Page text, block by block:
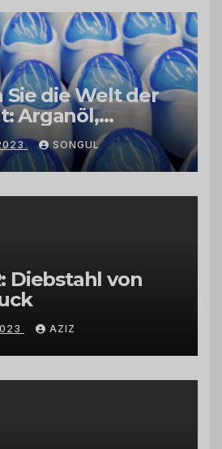
Sie die Welt der
Arganöl,
und
von
und Anbietern
SONGUL
Diebstahl von
AZIZ